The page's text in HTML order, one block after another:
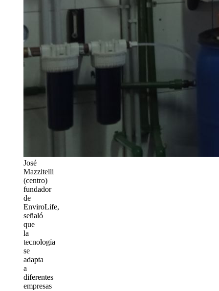
José
Mazzitelli
(centro)
fundador
de
EnviroLife,
señaló
que
la
tecnología
se
adapta
a
diferentes
empresas